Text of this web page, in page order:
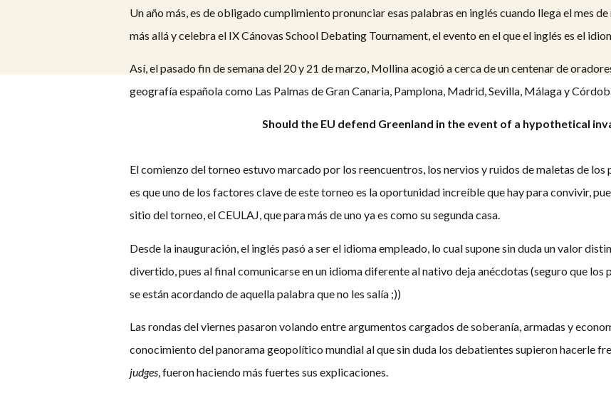
Un año más, es de obligado cumplimiento pronunciar esas palabras en inglés cuando llega el mes
más allá y celebra el IX Cánovas School Debating Tournament, el evento en el que el inglés es el
Así, el pasado fin de semana del 20 y 21 de marzo, Mollina acogió a cerca de un centenar de
geografía española como Las Palmas de Gran Canaria, Pamplona, Madrid, Sevilla, Málaga y
Should the EU defend Greenland in the event of a hypothetical
El comienzo del torneo estuvo marcado por los reencuentros, los nervios y ruidos de maletas de
es que uno de los factores clave de este torneo es la oportunidad increíble que hay para convivir,
sitio del torneo, el CEULAJ, que para más de uno ya es como su segunda casa.
Desde la inauguración, el inglés pasó a ser el idioma empleado, lo cual supone sin duda un valor
divertido, pues al final comunicarse en un idioma diferente al nativo deja anécdotas (seguro que
se están acordando de aquella palabra que no les salía ;))
Las rondas del viernes pasaron volando entre argumentos cargados de soberanía, armadas y
conocimiento del panorama geopolítico mundial al que sin duda los debatientes supieron hacerle
judges, fueron haciendo más fuertes sus explicaciones.